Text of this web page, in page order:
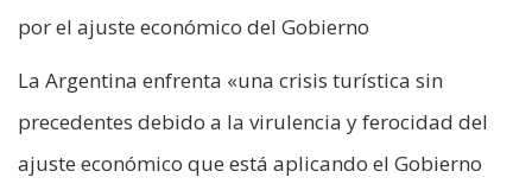
por el ajuste económico del Gobierno
La Argentina enfrenta «una crisis turística sin
precedentes debido a la virulencia y ferocidad del
ajuste económico que está aplicando el Gobierno